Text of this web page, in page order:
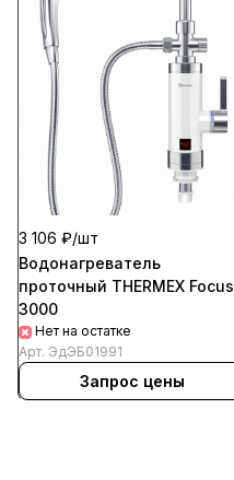
3 106 ₽/шт
Водонагреватель
проточный ТНЕRMEX Focus
3000
Нет на остатке
Арт. ЭдЭБ01991
Запрос цены